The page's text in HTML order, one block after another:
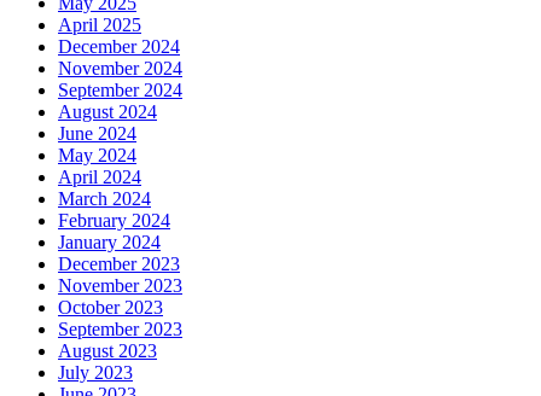
April 2025
December 2024
November 2024
September 2024
August 2024
June 2024
May 2024
April 2024
March 2024
February 2024
January 2024
December 2023
November 2023
October 2023
September 2023
August 2023
July 2023